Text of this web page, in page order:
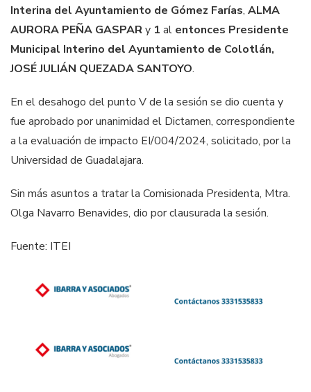
Interina del Ayuntamiento de Gómez Farías, ALMA
AURORA PEÑA GASPARy 1 al entonces Presidente
Municipal Interino del Ayuntamiento de Colotlán,
JOSÉ JULIÁN QUEZADA SANTOYO.
En el desahogo del punto V de la sesión se dio cuenta y
fue aprobado por unanimidad el Dictamen, correspondiente
a la evaluación de impacto EI/004/2024, solicitado, por la
Universidad de Guadalajara.
Sin más asuntos a tratar la Comisionada Presidenta, Mtra.
Olga Navarro Benavides, dio por clausurada la sesión.
Fuente: ITEI